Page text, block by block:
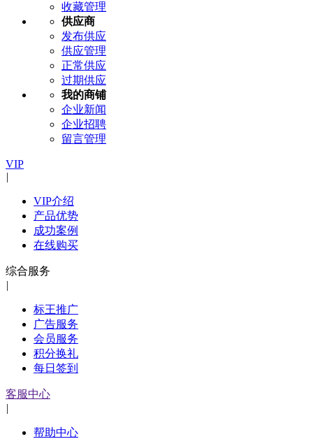
收藏管理
供应商
发布供应
供应管理
正常供应
过期供应
我的商铺
企业新闻
企业招聘
留言管理
VIP
|
VIP介绍
产品优势
成功案例
在线购买
综合服务
|
标王推广
广告服务
会员服务
积分换礼
每日签到
客服中心
|
帮助中心